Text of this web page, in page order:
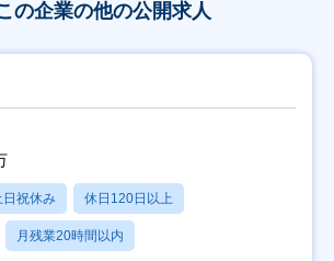
の企業の他の公開求人
日祝休み 休日120日以上
月残業20時間以内